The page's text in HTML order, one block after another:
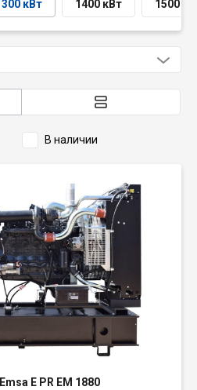
кВт 1400 кВт 1500
В наличии
E PR EM 1880